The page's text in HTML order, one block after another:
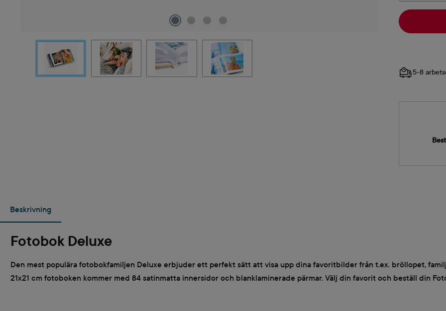
5-8
Beskrivning
Fotobok Deluxe
Den mest populära fotobokfamiljen Deluxe erbjuder ett perfekt sätt att visa upp dina favoritbilder från t.ex. bröllopet,
21x21 cm fotoboken kommer med 84 satinmatta innersidor och blanklaminerade pärmar. Välj din favorit och beställ din